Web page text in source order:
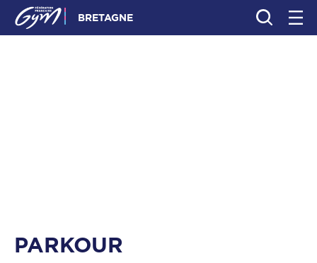
BRETAGNE
PARKOUR